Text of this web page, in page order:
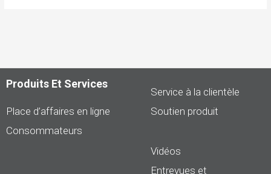
Produits Et Services
Place d’affaires en ligne
Consommateurs
Service à la clientèle
Soutien produit
Vidéos
Entrevues et